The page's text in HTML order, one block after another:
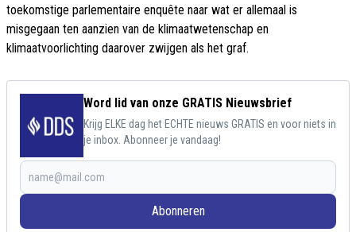
toekomstige parlementaire enquête naar wat er allemaal is
misgegaan ten aanzien van de klimaatwetenschap en
klimaatvoorlichting daarover zwijgen als het graf.
Word lid van onze GRATIS Nieuwsbrief
Krijg ELKE dag het ECHTE nieuws GRATIS en voor niets in
je inbox. Abonneer je vandaag!
Abonneren